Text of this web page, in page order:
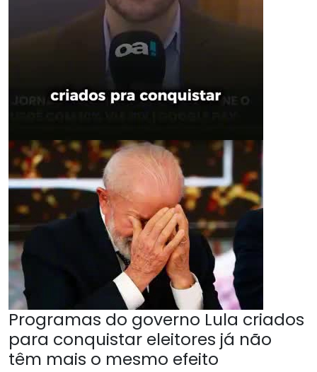
Programas do governo Lula criados
para conquistar eleitores já não
têm mais o mesmo efeito